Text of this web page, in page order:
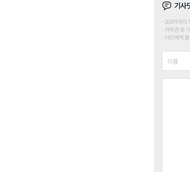
기사
200자까지
저작권 등
타인에게